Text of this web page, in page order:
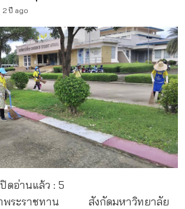
2 ปี ago
ดอ่านแล้ว : 5
าพระราชทาน สังกัดมหาวิทยาลัย